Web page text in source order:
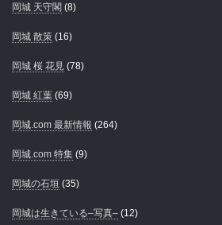
岡城 天守閣 (8)
岡城 散策 (16)
岡城 桜 花見 (78)
岡城 紅葉 (69)
岡城.com 最新情報 (264)
岡城.com 特集 (9)
岡城の石垣 (35)
岡城は生きている–写真– (12)